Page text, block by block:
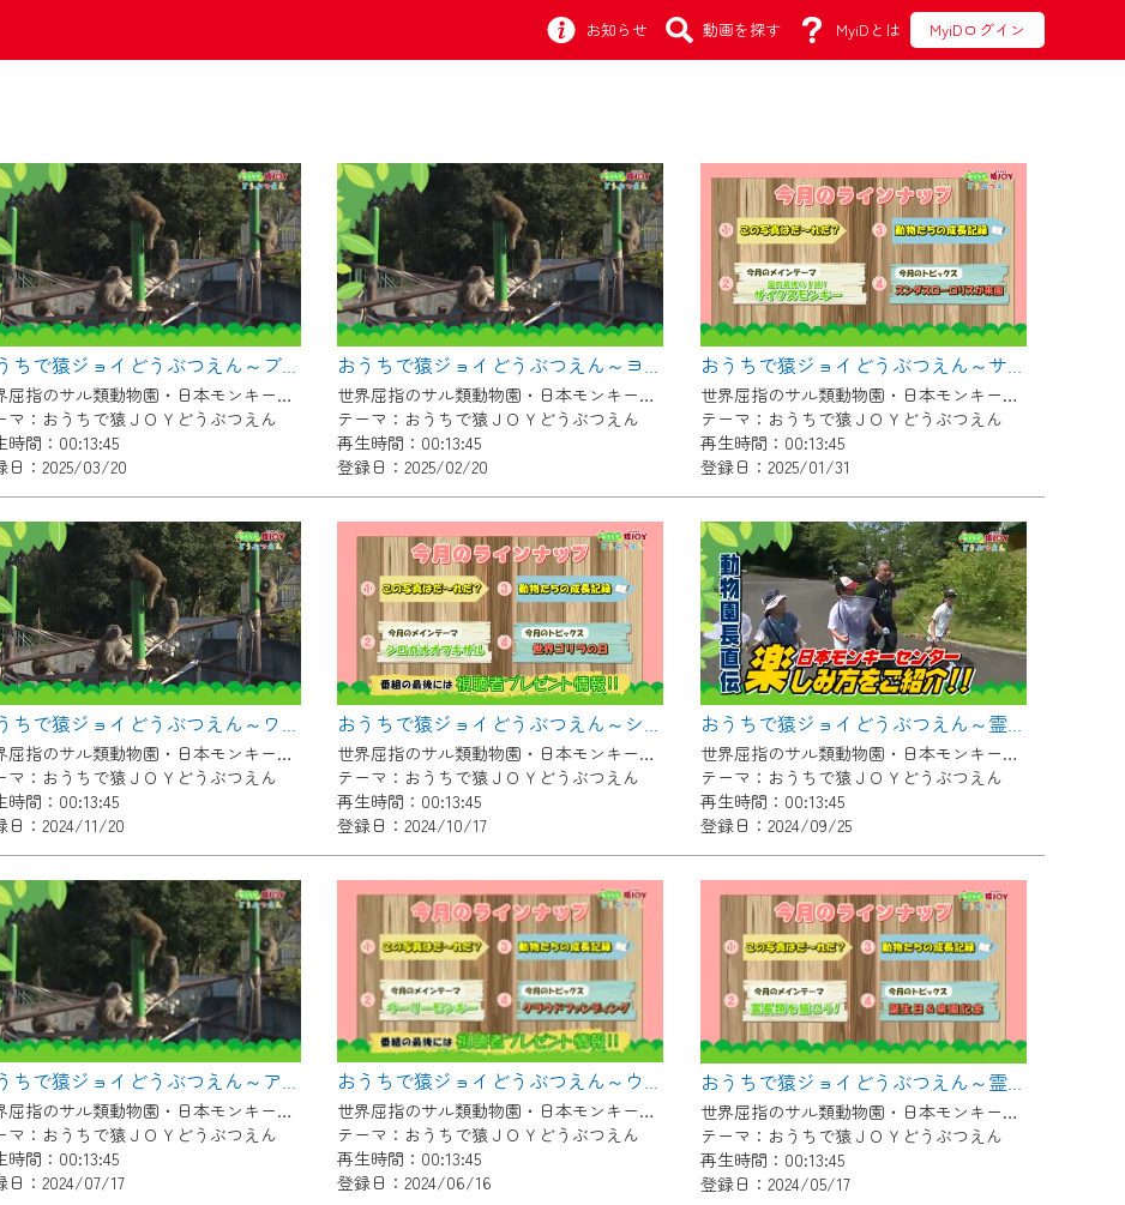
お知らせ 動画を探す MyiDとは MyiDログイン
おうちで猿ジョイどうぶつえん～ブラッザグエノン～（2025年2月16日初回放送）
世界屈指のサル類動物園・日本モンキーセンター協力の親子で学べる動物番組。
マ：おうちで猿ＪＯＹどうぶつえん
時間：00:13:45
日：2025/03/20
おうちで猿ジョイどうぶつえん～ヨザルってどんなサル？～（2025年1月16日初回放送）
世界屈指のサル類動物園・日本モンキーセンター協力の親子で学べる動物番組。
テーマ：おうちで猿ＪＯＹどうぶつえん
再生時間：00:13:45
登録日：2025/02/20
おうちで猿ジョイどうぶつえん～サイクスモンキー～（2024年12月16日初回放送）
世界屈指のサル類動物園・日本モンキーセンター協力の親子で学べる動物番組。
テーマ：おうちで猿ＪＯＹどうぶつえん
再生時間：00:13:45
登録日：2025/01/31
おうちで猿ジョイどうぶつえん～ワオキツネザル～（2024年10月16日初回放送）
世界屈指のサル類動物園・日本モンキーセンター協力の親子で学べる動物番組。
マ：おうちで猿ＪＯＹどうぶつえん
時間：00:13:45
日：2024/11/20
おうちで猿ジョイどうぶつえん～シロガオオマキザル～（2024年9月16日初回放送）
世界屈指のサル類動物園・日本モンキーセンター協力の親子で学べる動物番組。
テーマ：おうちで猿ＪＯＹどうぶつえん
再生時間：00:13:45
登録日：2024/10/17
おうちで猿ジョイどうぶつえん～霊長類だけじゃない！？ 夏休みは日本モンキーセンターへ！～（2024年8月16日初回放送）
世界屈指のサル類動物園・日本モンキーセンター協力の親子で学べる動物番組。
テーマ：おうちで猿ＪＯＹどうぶつえん
再生時間：00:13:45
登録日：2024/09/25
おうちで猿ジョイどうぶつえん～アンゴラコロブス～（2024年6月16日初回放送）
世界屈指のサル類動物園・日本モンキーセンター協力の親子で学べる動物番組。
マ：おうちで猿ＪＯＹどうぶつえん
時間：00:13:45
日：2024/07/17
おうちで猿ジョイどうぶつえん～ウーリーモンキー～（2024年5月16日初回放送）
世界屈指のサル類動物園・日本モンキーセンター協力の親子で学べる動物番組。
テーマ：おうちで猿ＪＯＹどうぶつえん
再生時間：00:13:45
登録日：2024/06/16
おうちで猿ジョイどうぶつえん～霊長類を描こう～（2024年4月16日初回放送）
世界屈指のサル類動物園・日本モンキーセンター協力の親子で学べる動物番組。
テーマ：おうちで猿ＪＯＹどうぶつえん
再生時間：00:13:45
登録日：2024/05/17
お知らせ
TV』は2024年9月24日からリニューアルします！
まいの地域の動画コンテンツが一目瞭然。
ら、いつでも・どこでも・外出先でも！
の地域情報番組をご視聴いただけます！
様へのサービス向上のため、
だくには、一部コンテンツを除き、
CCNetマイページ※』へのログインが必要となります。
しくお願いいたします。
、MyIDが必要となります。
含むCCNetの各種サービスをご利用頂くためのIDです。
アドレスで設定できます。
ールアドレスでも作成可能です）
の新規登録は
は引き続きご視聴いただけます。
ともないメンテナンス作業を予定しています。
面が「メンテナンス中」になり、ご利用いただけません。
ご了承の程よろしくお願いいたします。